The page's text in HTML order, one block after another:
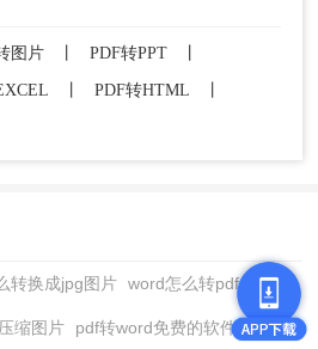
图片 PDF转PPT
PDF转HTML
转换成jpg图片 word怎么转pdf
缩图片 pdf转word免费的软件